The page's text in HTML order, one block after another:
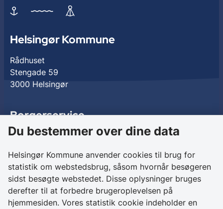
Helsingør Kommune
Rådhuset
Stengade 59
3000 Helsingør
Borgerservice
Birkedalsvej 27
Kontakt os
+ 45 49 28 28 28
Du bestemmer over dine data
Helsingør Kommune anvender cookies til brug for
statistik om webstedsbrug, såsom hvornår besøgeren
sidst besøgte webstedet. Disse oplysninger bruges
derefter til at forbedre brugeroplevelsen på
hjemmesiden. Vores statistik cookie indeholder en